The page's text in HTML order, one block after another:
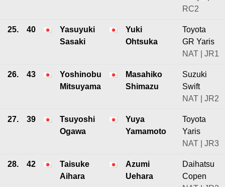
RC2
25. 40
Yasuyuki
Sasaki
Yuki
Ohtsuka
Toyota
GR Yaris
NAT | JR1
26. 43
Yoshinobu
Mitsuyama
Masahiko
Shimazu
Suzuki
Swift
NAT | JR2
27. 39
Tsuyoshi
Ogawa
Yuya
Yamamoto
Toyota
Yaris
NAT | JR3
28. 42
Taisuke
Aihara
Azumi
Uehara
Daihatsu
Copen